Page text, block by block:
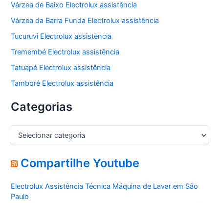
Várzea de Baixo Electrolux assistência
Várzea da Barra Funda Electrolux assistência
Tucuruvi Electrolux assistência
Tremembé Electrolux assistência
Tatuapé Electrolux assistência
Tamboré Electrolux assistência
Categorias
C
e
g
r
i
Compartilhe Youtube
Electrolux Assistência Técnica Máquina de Lavar em São
Paulo